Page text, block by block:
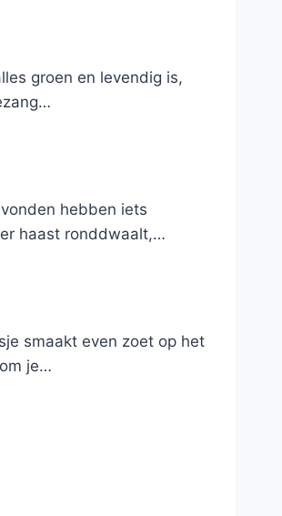
groen en levendig is,
hebben iets
haast ronddwaalt,…
smaakt even zoet op het
je…